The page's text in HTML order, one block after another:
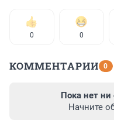
0 0
КОММЕНТАРИИ 0
Пока нет ни
Начните